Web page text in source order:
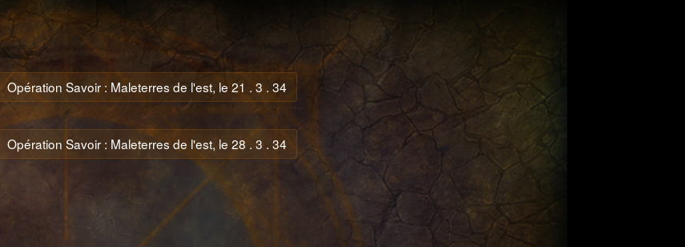
Opération Savoir : Maleterres de l'est, le 21 . 3 . 34
Opération Savoir : Maleterres de l'est, le 28 . 3 . 34